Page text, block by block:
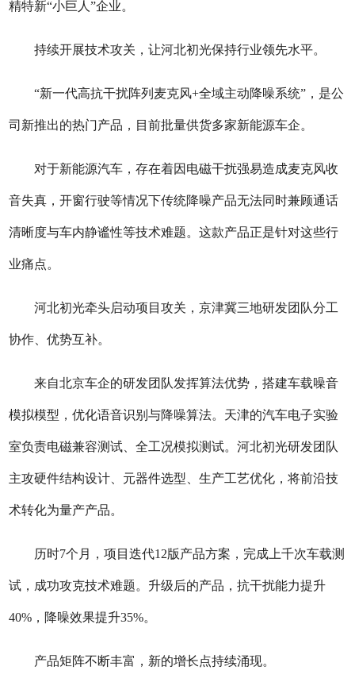
精特新“小巨人”企业。
持续开展技术攻关，让河北初光保持行业领先水平。
“新一代高抗干扰阵列麦克风+全域主动降噪系统”，是公
司新推出的热门产品，目前批量供货多家新能源车企。
对于新能源汽车，存在着因电磁干扰强易造成麦克风收
音失真，开窗行驶等情况下传统降噪产品无法同时兼顾通话
清晰度与车内静谧性等技术难题。这款产品正是针对这些行
业痛点。
河北初光牵头启动项目攻关，京津冀三地研发团队分工
协作、优势互补。
来自北京车企的研发团队发挥算法优势，搭建车载噪音
模拟模型，优化语音识别与降噪算法。天津的汽车电子实验
室负责电磁兼容测试、全工况模拟测试。河北初光研发团队
主攻硬件结构设计、元器件选型、生产工艺优化，将前沿技
术转化为量产产品。
历时7个月，项目迭代12版产品方案，完成上千次车载测
试，成功攻克技术难题。升级后的产品，抗干扰能力提升
40%，降噪效果提升35%。
产品矩阵不断丰富，新的增长点持续涌现。